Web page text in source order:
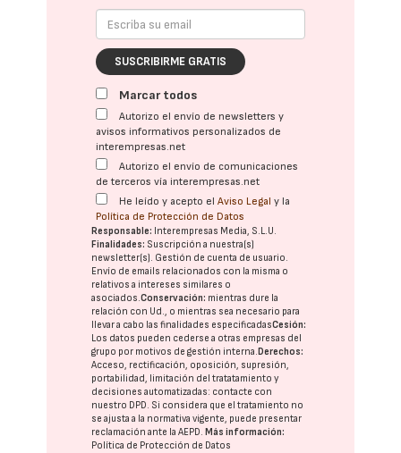
SUSCRIBIRME GRATIS
Marcar todos
Autorizo el envío de newsletters y
avisos informativos personalizados de
interempresas.net
Autorizo el envío de comunicaciones
de terceros vía interempresas.net
He leído y acepto elAviso Legal y la
Política de Protección de Datos
Responsable: Interempresas Media, S.L.U.
Finalidades: Suscripción a nuestra(s)
newsletter(s). Gestión de cuenta de usuario.
Envío de emails relacionados con la misma o
relativos a intereses similares o
asociados.Conservación: mientras dure la
relación con Ud., o mientras sea necesario para
llevar a cabo las finalidades especificadasCesión:
Los datos pueden cederse a otras empresas del
grupo por motivos de gestión interna. Derechos:
Acceso, rectificación, oposición, supresión,
portabilidad, limitación del tratatamiento y
decisiones automatizadas: contacte con
nuestro DPD. Si considera que el tratamiento no
se ajusta a la normativa vigente, puede presentar
reclamación ante laAEPD. Más información:
Política de Protección de Datos